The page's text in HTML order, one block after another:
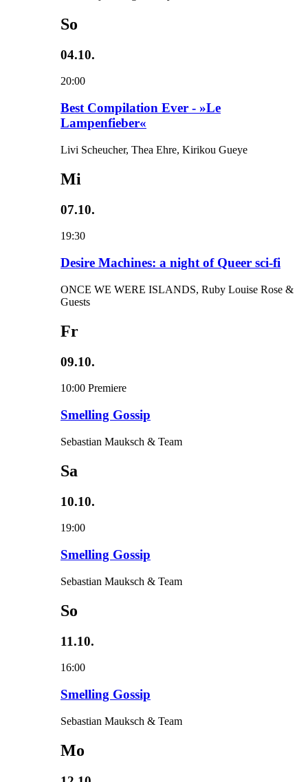
So
04.10.
20:00
Best Compilation Ever - »Le
Lampenfieber«
Livi Scheucher, Thea Ehre, Kirikou Gueye
Mi
07.10.
19:30
Desire Machines: a night of Queer sci-fi
ONCE WE WERE ISLANDS, Ruby Louise Rose &
Guests
Fr
09.10.
10:00 Premiere
Smelling Gossip
Sebastian Mauksch & Team
Sa
10.10.
19:00
Smelling Gossip
Sebastian Mauksch & Team
So
11.10.
16:00
Smelling Gossip
Sebastian Mauksch & Team
Mo